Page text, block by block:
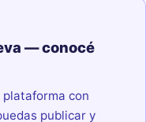
— conocé
plataforma con
publicar y